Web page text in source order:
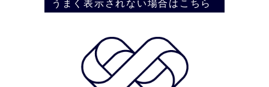
うまく表示されない場合はこちら